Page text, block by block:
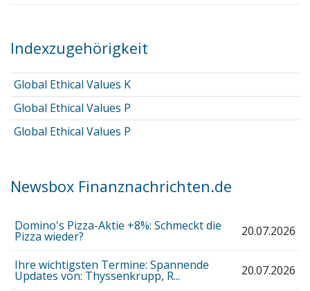
Indexzugehörigkeit
Global Ethical Values K
Global Ethical Values P
Global Ethical Values P
Newsbox Finanznachrichten.de
Domino's Pizza-Aktie +8%: Schmeckt die
Pizza wieder? 20.07.2026
Ihre wichtigsten Termine: Spannende
Updates von: Thyssenkrupp, R... 20.07.2026